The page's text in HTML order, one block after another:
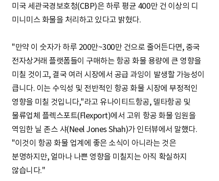
미국 세관국경보호청(CBP)은 하루 평균 400만 건 이상의 디
미니미스 화물을 처리하고 있다고 밝혔다.
"만약 이 숫자가 하루 200만~300만 건으로 줄어든다면, 중국
전자상거래 플랫폼들이 구매하는 항공 화물 용량에 큰 영향을
미칠 것이고, 결국 여러 시장에서 공급 과잉이 발생할 가능성이
큽니다. 이는 수익성 및 전반적인 항공 화물 시장에 부정적인
영향을 미칠 것입니다,"라고 유나이티드항공, 델타항공 및
물류업체 플렉스포트(Flexport)에서 고위 항공 화물 임원을
역임한 닐 존스 샤(Neel Jones Shah)가 인터뷰에서 말했다.
"이것이 항공 화물 업계에 좋은 소식이 아니라는 것은
분명하지만, 얼마나 나쁜 영향을 미칠지는 아직 확실하지
않습니다."